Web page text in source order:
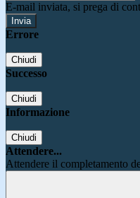
E-mail inviata, si prega di
Errore
Chiudi
Successo
Chiudi
Informazione
Chiudi
Attendere...
Attendere il completamento